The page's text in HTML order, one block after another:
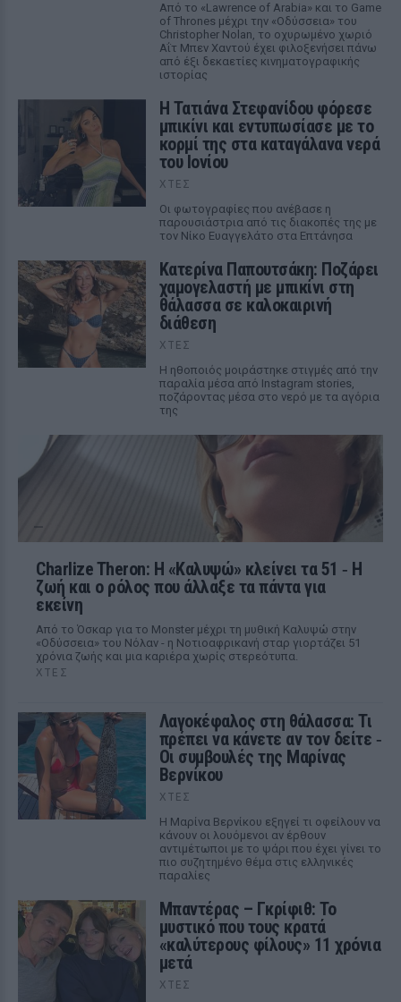
Από το «Lawrence of Arabia» και το Game
of Thrones μέχρι την «Οδύσσεια» του
Christopher Nolan, το οχυρωμένο χωριό
Αΐτ Μπεν Χαντού έχει φιλοξενήσει πάνω
από έξι δεκαετίες κινηματογραφικής
ιστορίας
Η Τατιάνα Στεφανίδου φόρεσε
μπικίνι και εντυπωσίασε με το
κορμί της στα καταγάλανα νερά
του Ιονίου
ΧΤΕΣ
Οι φωτογραφίες που ανέβασε η
παρουσιάστρια από τις διακοπές της με
τον Νίκο Ευαγγελάτο στα Επτάνησα
Κατερίνα Παπουτσάκη: Ποζάρει
χαμογελαστή με μπικίνι στη
θάλασσα σε καλοκαιρινή
διάθεση
ΧΤΕΣ
Η ηθοποιός μοιράστηκε στιγμές από την
παραλία μέσα από Instagram stories,
ποζάροντας μέσα στο νερό με τα αγόρια
της
Charlize Theron: Η «Καλυψώ» κλείνει τα 51 ‑ H
ζωή και ο ρόλος που άλλαξε τα πάντα για
εκείνη
Από το Όσκαρ για το Monster μέχρι τη μυθική Καλυψώ στην
«Οδύσσεια» του Νόλαν - η Νοτιοαφρικανή σταρ γιορτάζει 51
χρόνια ζωής και μια καριέρα χωρίς στερεότυπα.
ΧΤΕΣ
Λαγοκέφαλος στη θάλασσα: Τι
πρέπει να κάνετε αν τον δείτε ‑
Οι συμβουλές της Μαρίνας
Βερνίκου
ΧΤΕΣ
Η Μαρίνα Βερνίκου εξηγεί τι οφείλουν να
κάνουν οι λουόμενοι αν έρθουν
αντιμέτωποι με το ψάρι που έχει γίνει το
πιο συζητημένο θέμα στις ελληνικές
παραλίες
Μπαντέρας – Γκρίφιθ: Το
μυστικό που τους κρατά
«καλύτερους φίλους» 11 χρόνια
μετά
ΧΤΕΣ